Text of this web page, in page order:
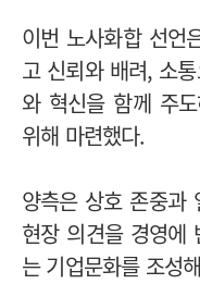
이번 노사화합 선언
고 신뢰와 배려, 소
와 혁신을 함께 주
위해 마련했다.
양측은 상호 존중과
현장 의견을 경영에
는 기업문화를 조성